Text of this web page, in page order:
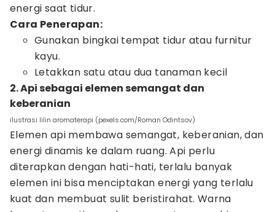
energi saat tidur.
Cara Penerapan:
Gunakan bingkai tempat tidur atau furnitur
kayu.
Letakkan satu atau dua tanaman kecil
2. Api sebagai elemen semangat dan
keberanian
ilustrasi lilin aromaterapi (pexels.com/Roman Odintsov)
Elemen api membawa semangat, keberanian, dan
energi dinamis ke dalam ruang. Api perlu
diterapkan dengan hati-hati, terlalu banyak
elemen ini bisa menciptakan energi yang terlalu
kuat dan membuat sulit beristirahat. Warna